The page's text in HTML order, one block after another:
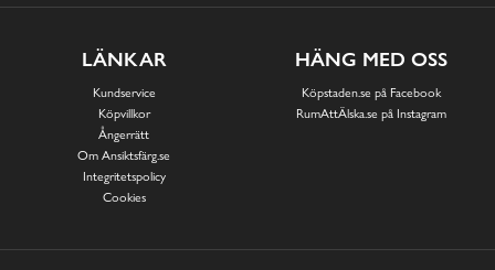
LÄNKAR
Kundservice
Köpvillkor
Ångerrätt
Om Ansiktsfärg.se
Integritetspolicy
Cookies
HÄNG MED OSS
Köpstaden.se på Facebook
RumAttÄlska.se på Instagram